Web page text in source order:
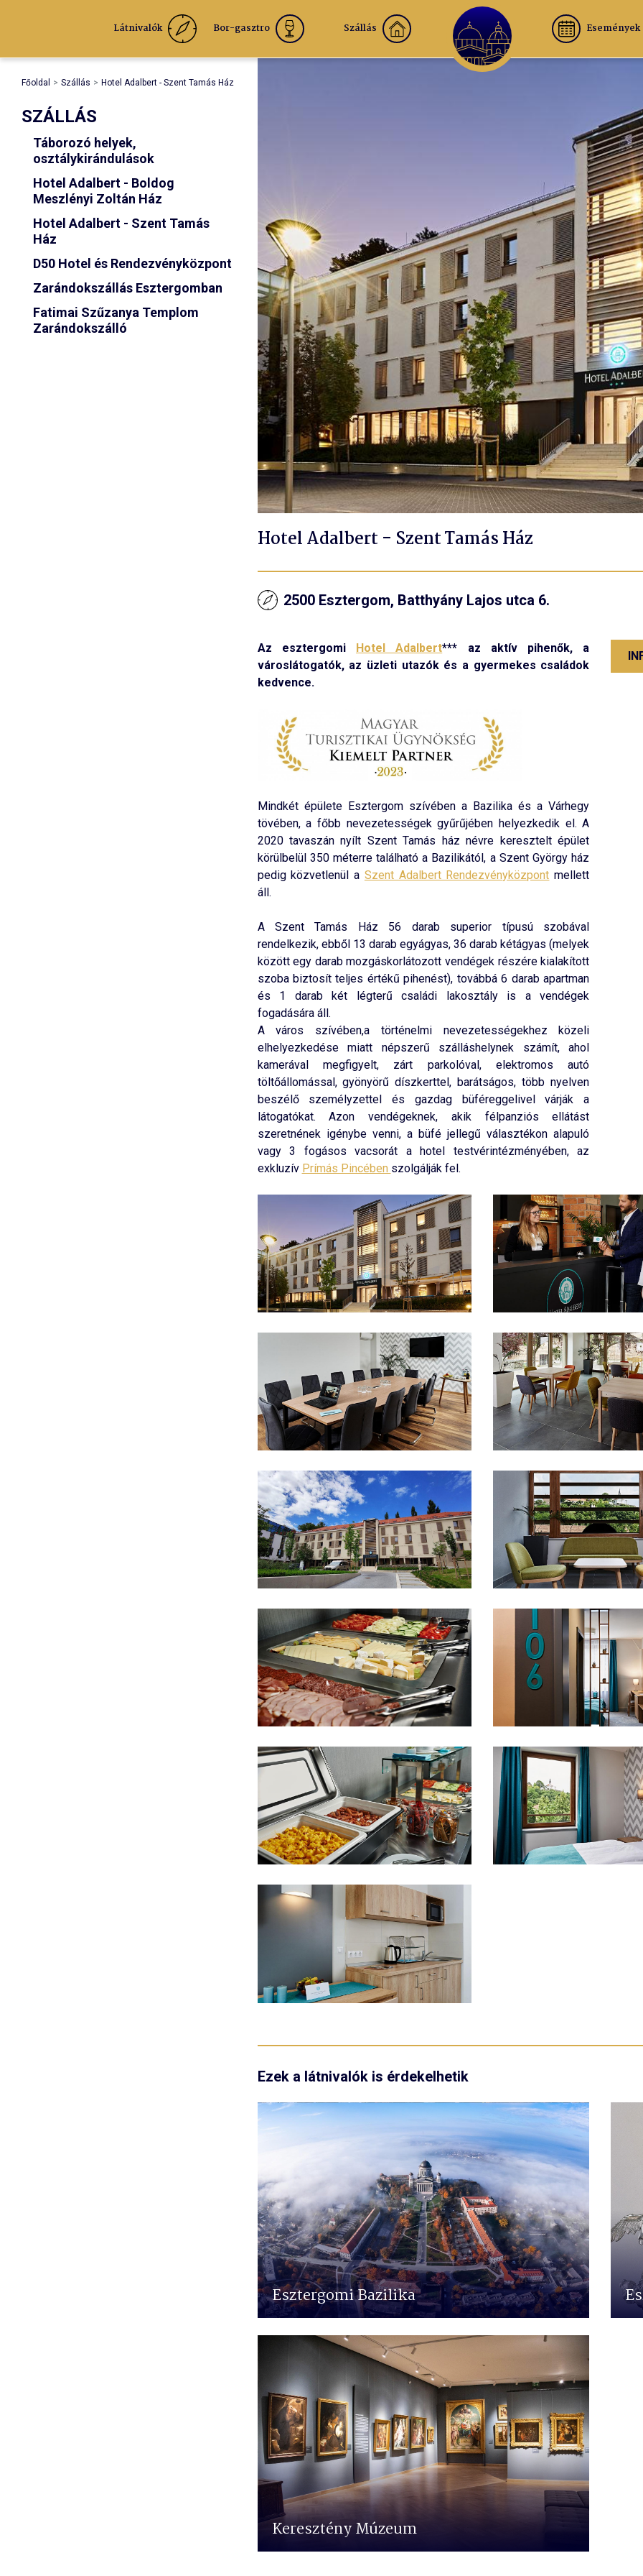
Látnivalók Bor-gasztro Szállás Események
Főoldal Szállás Hotel Adalbert - Szent Tamás Ház
SZÁLLÁS
Táborozó helyek,
osztálykirándulások
Hotel Adalbert - Boldog
Meszlényi Zoltán Ház
Hotel Adalbert - Szent Tamás
Ház
D50 Hotel és Rendezvényközpont
Zarándokszállás Esztergomban
Fatimai Szűzanya Templom
Zarándokszálló
Hotel Adalbert - Szent Tamás Ház
2500 Esztergom, Batthyány Lajos utca 6.
Az esztergomi Hotel Adalbert*** az aktív pihenők, a
városlátogatók, az üzleti utazók és a gyermekes családok
kedvence.
Mindkét épülete Esztergom szívében a Bazilika és a Várhegy
tövében, a főbb nevezetességek gyűrűjében helyezkedik el. A
2020 tavaszán nyílt Szent Tamás ház névre keresztelt épület
körülbelül 350 méterre található a Bazilikától, a Szent György ház
pedig közvetlenül a Szent Adalbert Rendezvényközpont mellett
áll.
A Szent Tamás Ház 56 darab superior típusú szobával
rendelkezik, ebből 13 darab egyágyas, 36 darab kétágyas (melyek
között egy darab mozgáskorlátozott vendégek részére kialakított
szoba biztosít teljes értékű pihenést), továbbá 6 darab apartman
és 1 darab két légterű családi lakosztály is a vendégek
fogadására áll.
A város szívében,a történelmi nevezetességekhez közeli
elhelyezkedése miatt népszerű szálláshelynek számít, ahol
kamerával megfigyelt, zárt parkolóval, elektromos autó
töltőállomással, gyönyörű díszkerttel, barátságos, több nyelven
beszélő személyzettel és gazdag büféreggelivel várják a
látogatókat. Azon vendégeknek, akik félpanziós ellátást
szeretnének igénybe venni, a büfé jellegű választékon alapuló
vagy 3 fogásos vacsorát a hotel testvérintézményében, az
exkluzív Prímás Pincében szolgálják fel.
Ezek a látnivalók is érdekelhetik
Esztergomi Bazilika
Keresztény Múzeum